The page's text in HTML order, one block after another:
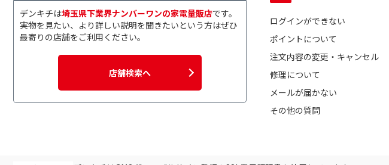
デンキチは埼玉県下業界ナンバーワンの家電量販店です。
実物を見たい、より詳しい説明を聞きたいという方はぜひ
最寄りの店舗をご利用ください。
店舗検索へ
ログインができない
ポイントについて
注文内容の変更・キャンセル
修理について
メールが届かない
その他の質問